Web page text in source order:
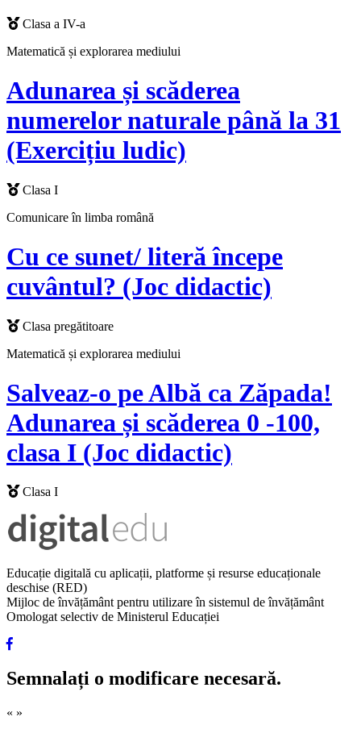
Clasa a IV-a
Matematică și explorarea mediului
Adunarea și scăderea
numerelor naturale până la 31
(Exercițiu ludic)
Clasa I
Comunicare în limba română
Cu ce sunet/ literă începe
cuvântul? (Joc didactic)
Clasa pregătitoare
Matematică și explorarea mediului
Salveaz-o pe Albă ca Zăpada!
Adunarea și scăderea 0 -100,
clasa I (Joc didactic)
Clasa I
Educație digitală cu aplicații, platforme și resurse educaționale
deschise (RED)
Mijloc de învățământ pentru utilizare în sistemul de învățământ
Omologat selectiv de Ministerul Educației
Semnalați o modificare necesară.
« »